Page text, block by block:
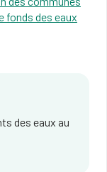
fonds des eaux
des eaux au